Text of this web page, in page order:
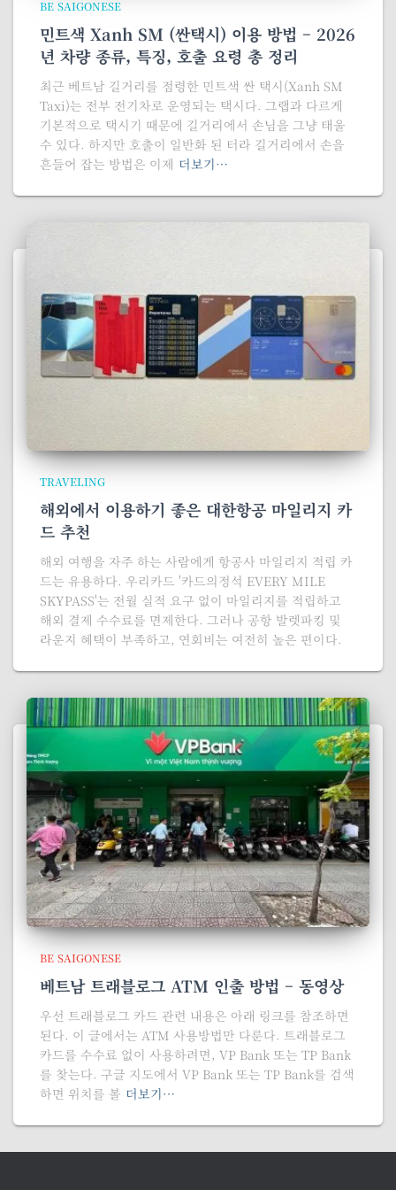
BE SAIGONESE
민트색 Xanh SM (싼택시) 이용 방법 – 2026
년 차량 종류, 특징, 호출 요령 총 정리
최근 베트남 길거리를 점령한 민트색 싼 택시(Xanh SM
Taxi)는 전부 전기차로 운영되는 택시다. 그랩과 다르게
기본적으로 택시기 때문에 길거리에서 손님을 그냥 태울
수 있다. 하지만 호출이 일반화 된 터라 길거리에서 손을
흔들어 잡는 방법은 이제 더보기…
TRAVELING
해외에서 이용하기 좋은 대한항공 마일리지 카
드 추천
해외 여행을 자주 하는 사람에게 항공사 마일리지 적립 카
드는 유용하다. 우리카드 '카드의정석 EVERY MILE
SKYPASS'는 전월 실적 요구 없이 마일리지를 적립하고
해외 결제 수수료를 면제한다. 그러나 공항 발렛파킹 및
라운지 혜택이 부족하고, 연회비는 여전히 높은 편이다.
BE SAIGONESE
베트남 트래블로그 ATM 인출 방법 – 동영상
우선 트래블로그 카드 관련 내용은 아래 링크를 참조하면
된다. 이 글에서는 ATM 사용방법만 다룬다. 트래블로그
카드를 수수료 없이 사용하려면, VP Bank 또는 TP Bank
를 찾는다. 구글 지도에서 VP Bank 또는 TP Bank를 검색
하면 위치를 볼 더보기…